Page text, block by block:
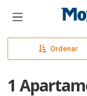
Ordenar
1